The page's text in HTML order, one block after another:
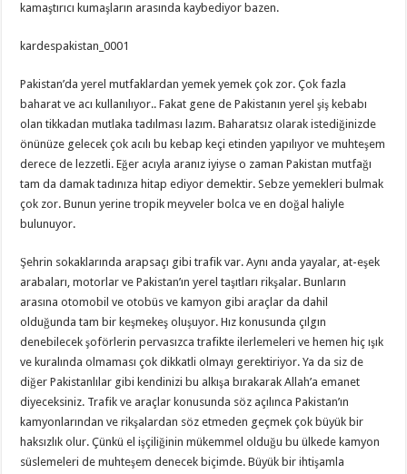
kamaştırıcı kumaşların arasında kaybediyor bazen.
kardespakistan_0001
Pakistan’da yerel mutfaklardan yemek yemek çok zor. Çok fazla
baharat ve acı kullanılıyor.. Fakat gene de Pakistanın yerel şiş kebabı
olan tikkadan mutlaka tadılması lazım. Baharatsız olarak istediğinizde
önünüze gelecek çok acılı bu kebap keçi etinden yapılıyor ve muhteşem
derece de lezzetli. Eğer acıyla aranız iyiyse o zaman Pakistan mutfağı
tam da damak tadınıza hitap ediyor demektir. Sebze yemekleri bulmak
çok zor. Bunun yerine tropik meyveler bolca ve en doğal haliyle
bulunuyor.
Şehrin sokaklarında arapsaçı gibi trafik var. Aynı anda yayalar, at-eşek
arabaları, motorlar ve Pakistan’ın yerel taşıtları rikşalar. Bunların
arasına otomobil ve otobüs ve kamyon gibi araçlar da dahil
olduğunda tam bir keşmekeş oluşuyor. Hız konusunda çılgın
denebilecek şoförlerin pervasızca trafikte ilerlemeleri ve hemen hiç ışık
ve kuralında olmaması çok dikkatli olmayı gerektiriyor. Ya da siz de
diğer Pakistanlılar gibi kendinizi bu alkışa bırakarak Allah’a emanet
diyeceksiniz. Trafik ve araçlar konusunda söz açılınca Pakistan’ın
kamyonlarından ve rikşalardan söz etmeden geçmek çok büyük bir
haksızlık olur. Çünkü el işçiliğinin mükemmel olduğu bu ülkede kamyon
süslemeleri de muhteşem denecek biçimde. Büyük bir ihtişamla